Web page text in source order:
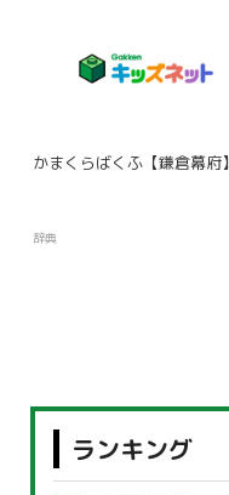
かまくらばくふ【鎌倉幕府】
辞典
ランキング